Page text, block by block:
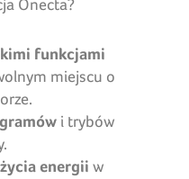
Onecta?
funkcjami
miejscu o
i trybów
energii w